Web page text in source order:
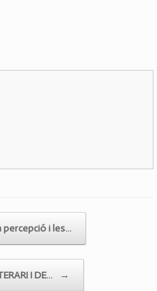
percepció i les…
I DE… →